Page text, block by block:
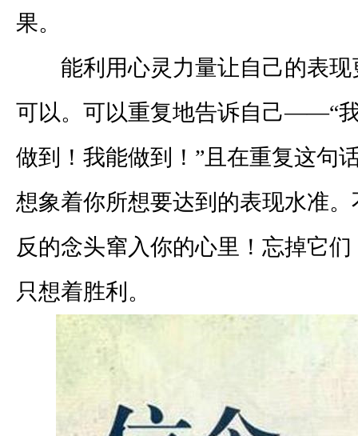
果。
能利用心灵力量让自己的表现
可以。可以重复地告诉自己——“
做到！我能做到！”且在重复这句
想象着你所想要达到的表现水准
反的念头窜入你的心里！忘掉它
只想着胜利。